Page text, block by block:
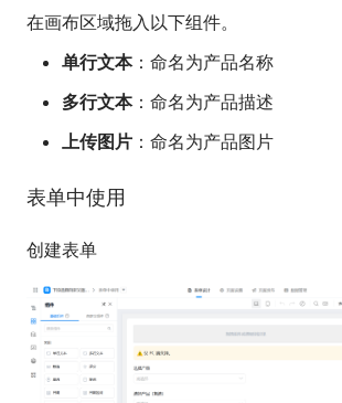
在画布区域拖入以下组件。
单行文本：命名为产品名称
多行文本：命名为产品描述
上传图片 ：命名为产品图片
表单中使用
创建表单